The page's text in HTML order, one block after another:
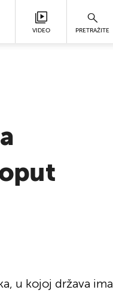
VIDEO PRETRAŽITE
u kojoj država ima